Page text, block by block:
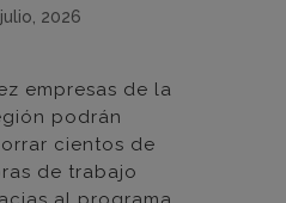
2026
empresas de la
podrán
cientos de
de trabajo